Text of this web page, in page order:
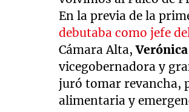
En la previa de la
debutaba como jefe
Cámara Alta,
vicegobernadora y
juró tomar revancha,
alimentaria y